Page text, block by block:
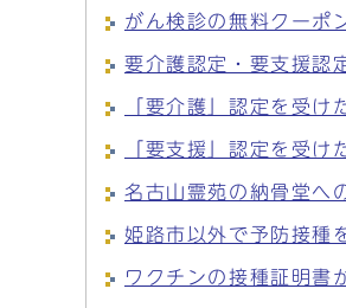
がん検診の無料クーポ
要介護認定・要支援認
「要介護」認定を受
「要支援」認定を受
名古山霊苑の納骨堂へ
姫路市以外で予防接種
ワクチンの接種証明書